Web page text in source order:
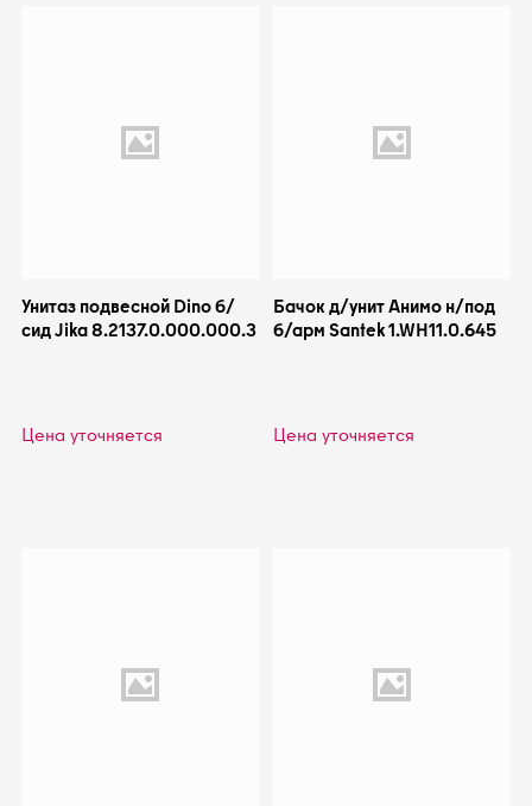
Унитаз подвесной Dino б/
сид Jika 8.2137.0.000.000.3
Цена уточняется
Бачок д/унит Анимо н/под
б/арм Santek 1.WH11.0.645
Цена уточняется